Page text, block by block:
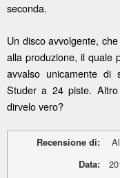
seconda.
Un disco avvolgente,
alla produzione, il quale
avvalso unicamente di
Studer a 24 piste.
dirvelo vero?
Recensione di:
Data: